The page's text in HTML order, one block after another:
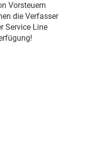
Vorsteuern
die Verfasser
Service Line